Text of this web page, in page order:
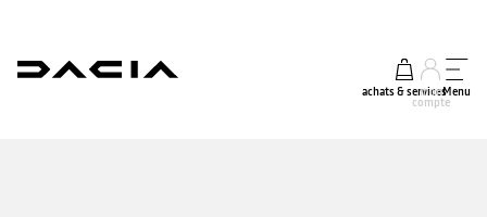
achats & services
mon
compte
Menu